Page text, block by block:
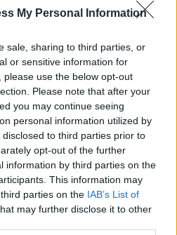
My Personal Information
sale, sharing to third parties, or
or sensitive information for
use the below opt-out
Please note that after your
you may continue seeing
personal information utilized by
to third parties prior to
opt-out of the further
information by third parties on the
This information may
parties on the IAB’s List of
may further disclose it to other